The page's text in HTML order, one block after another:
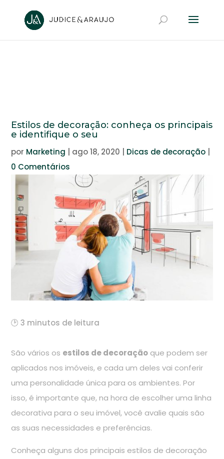
Estilos de decoração: conheça os principais
e identifique o seu
por Marketing ago 18, 2020 Dicas de decoração
0 Comentários
🕑 3 minutos de leitura
São vários os estilos de decoração que podem ser
aplicados nos imóveis, e cada um deles vai conferir
uma personalidade única para os ambientes. Por
isso, é importante que, na hora de escolher uma linha
decorativa para o seu imóvel, você avalie quais são
as suas necessidades e preferências.
Conheça alguns dos principais estilos de decoração